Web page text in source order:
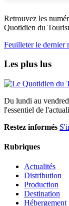
Retrouvez les
Quotidien du
Feuilleter le dernier
Les plus lus
Du lundi au
l'essentiel de
Restez informés
Rubriques
Actualités
Distribution
Production
Destination
Hébergement